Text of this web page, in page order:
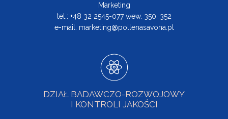
Marketing
tel.: +48 32 2545-077 wew. 350, 352
e-mail: marketing@pollenasavona.pl
DZIAŁ BADAWCZO-ROZWOJOWY
I KONTROLI JAKOŚCI